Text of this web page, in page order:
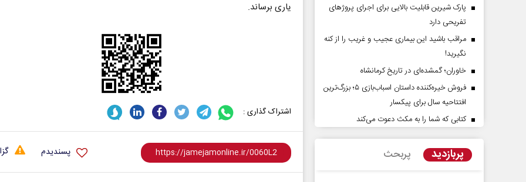
یاری برساند.
اشتراک گذاری :
پسندیدم
پارک شیرین قابلیت‌ بالایی برای اجرای پروژهای
تفریحی دارد
مراقب باشید این بیماری عجیب و غریب را از کنه
نگیرید!
خاوران؛ گمشده‌ای در تاریخ کرمانشاه
فروش خیره‌کننده داستان اسباب‌بازی ۵؛ بزرگ‌ترین
افتتاحیه سال برای پیکسار
کتابی که شما را به مکث دعوت می‌کند
پربازدید پربحث
پشت‌پرده تهدیدات کوتاه‏‌مدت و
ادعا‌های خلاف واقع آمریکا
- تحلیلگر مسائل سیاسی
اربعین نماد مقاومت در برابر
رحمت‌الله نوروزی - عضو کمیسیون اجتماعی
از باتلاق انرژی تا بن‌بست ترامپ
رضا سپهوند - سخنگوی کمیسیون انرژی مجلس